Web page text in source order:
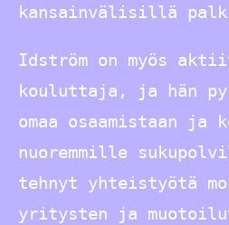
kansainvälisillä
Idström on myös
kouluttaja, ja hän
omaa osaamistaan ja
nuoremmille
tehnyt yhteistyötä
yritysten ja